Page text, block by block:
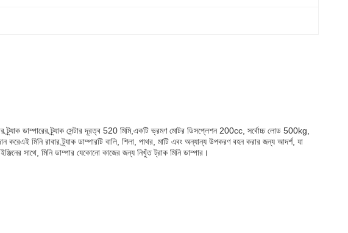
ট্র্যাক ডাম্পারের ট্র্যাক সেন্টার দূরত্ব 520 মিমি,একটি ভ্রমণ মোটর ডিসপ্লেশন 200cc, সর্বোচ্চ লোড 500kg,
মিনি রাবার ট্র্যাক ডাম্পারটি বালি, শিলা, পাথর, মাটি এবং অন্যান্য উপকরণ বহন করার জন্য আদর্শ, যা
সাথে, মিনি ডাম্পার যেকোনো কাজের জন্য নিখুঁত ট্রাক মিনি ডাম্পার।